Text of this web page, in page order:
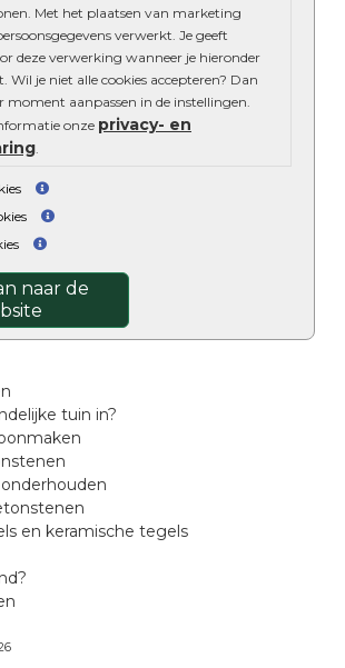
Met het plaatsen van marketing
verwerkt. Je geeft
deze verwerking wanneer je hieronder
Wil je niet alle cookies accepteren? Dan
moment aanpassen in de instellingen.
onze privacy- en
naar de
tuin in?
en keramische tegels